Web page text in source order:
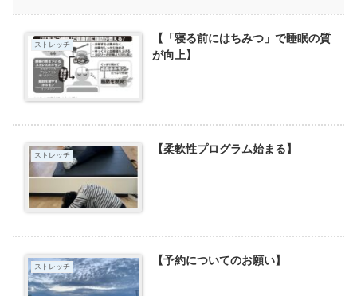
ストレッチ
【「寝る前にはちみつ」で睡眠の質
が向上】
ストレッチ 【柔軟性プログラム始まる】
ストレッチ 【予約についてのお願い】